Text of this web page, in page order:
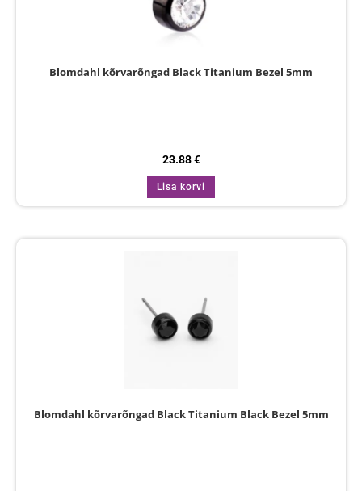
Blomdahl kõrvarõngad Black Titanium Bezel 5mm
23.88€
Lisa korvi
Blomdahl kõrvarõngad Black Titanium Black Bezel 5mm